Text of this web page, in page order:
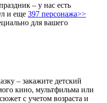
– у нас есть
и еще 397 персонажа>>
для вашего
– закажите детский
кино, мультфильма или
с учетом возраста и